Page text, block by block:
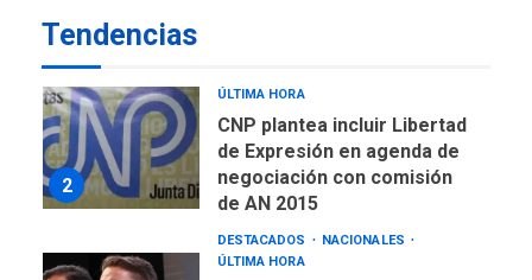
Tendencias
2
ÚLTIMA HORA
CNP plantea incluir Libertad
de Expresión en agenda de
negociación con comisión
de AN 2015
DESTACADOS
NACIONALES
ÚLTIMA HORA